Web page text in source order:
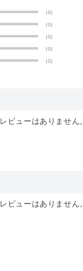
(0)
(0)
(0)
(0)
(0)
レビューはありません
レビューはありません